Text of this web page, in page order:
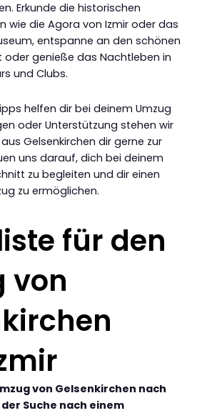
Erkunde die historischen
wie die Agora von Izmir oder das
entspanne an den schönen
oder genieße das Nachtleben in
und Clubs.
helfen dir bei deinem Umzug
oder Unterstützung stehen wir
Gelsenkirchen dir gerne zur
uns darauf, dich bei deinem
zu begleiten und dir einen
zu ermöglichen.
für den
von
von Gelsenkirchen nach
Suche nach einem